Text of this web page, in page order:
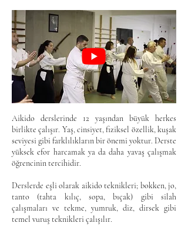
Aikido derslerinde 12 yaşından büyük herkes
birlikte çalışır. Yaş, cinsiyet, fiziksel özellik, kuşak
seviyesi gibi farklılıkların bir önemi yoktur. Derste
yüksek efor harcamak ya da daha yavaş çalışmak
öğrencinin tercihidir.
Derslerde eşli olarak aikido teknikleri; bokken, jo,
tanto (tahta kılıç, sopa, bıçak) gibi silah
çalışmaları ve tekme, yumruk, diz, dirsek gibi
temel vuruş teknikleri çalışılır.